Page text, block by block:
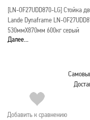
[LN-OF27UDD870-LG]Стойка
Lande Dynaframe LN-
530ммX870мм 600кг серый
Далее...
Добавить к сравнению